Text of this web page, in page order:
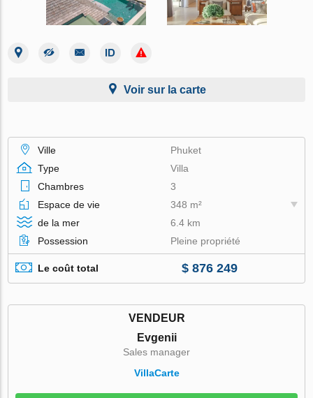
Voir sur la carte
Ville
Phuket
Type
Villa
Chambres
3
Espace de vie
348 m²
de la mer
6.4 km
Possession
Pleine propriété
Le coût total $ 876 249
VENDEUR
Evgenii
Sales manager
VillaСarte